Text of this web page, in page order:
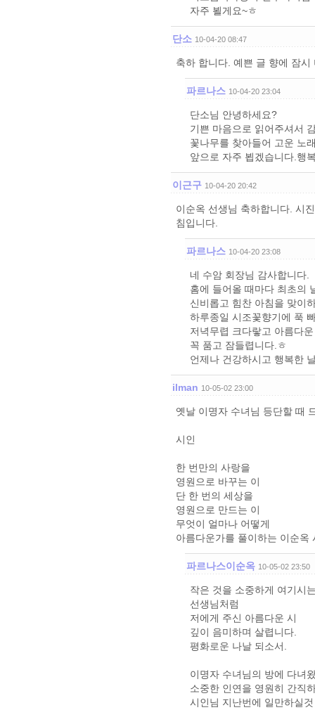
자주 뵐게요~ㅎ
단소 10-04-20 08:47
축하 합니다. 예쁜 글 향에 잠시
파르나스 10-04-20 23:04
단소님 안녕하세요?
기쁜 마음으로 읽어주셔서
꽃나무를 찾아들어 고운 노
앞으로 자주 뵙겠습니다.행
이근구 10-04-20 20:42
이순옥 선생님 축하합니다. 시
침입니다.
파르나스 10-04-20 23:08
네 수암 회장님 감사합니다.
홈에 들어올 때마다 최초의
신비롭고 힘찬 아침을 맞이
하루종일 시조꽃향기에 푹
저녁무렵 크다랗고 아름다
꼭 품고 잠들렵니다.ㅎ
언제나 건강하시고 행복한
ilman 10-05-02 23:00
옛날 이명자 수녀님 등단할 때
시인
한 번만의 사랑을
영원으로 바꾸는 이
단 한 번의 세상을
영원으로 만드는 이
무엇이 얼마나 어떻게
아름다운가를 풀이하는 이순옥
파르나스이순옥 10-05-02 23:50
작은 것을 소중하게 여기시
선생님처럼
저에게 주신 아름다운 시
깊이 음미하며 살렵니다.
평화로운 나날 되소서.
이명자 수녀님의 방에 다녀
소중한 인연을 영원히 간직
시인님 지난번에 일만하실